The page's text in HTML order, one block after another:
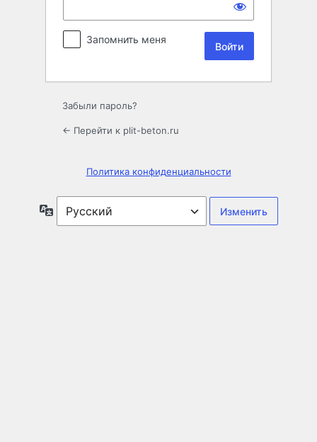
Запомнить меня
Забыли пароль?
← Перейти к plit-beton.ru
Политика конфиденциальности
Язык